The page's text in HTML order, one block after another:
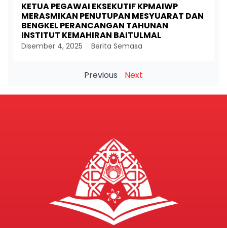
KETUA PEGAWAI EKSEKUTIF KPMAIWP
MERASMIKAN PENUTUPAN MESYUARAT DAN
BENGKEL PERANCANGAN TAHUNAN
INSTITUT KEMAHIRAN BAITULMAL
Disember 4, 2025 Berita Semasa
Previous Next